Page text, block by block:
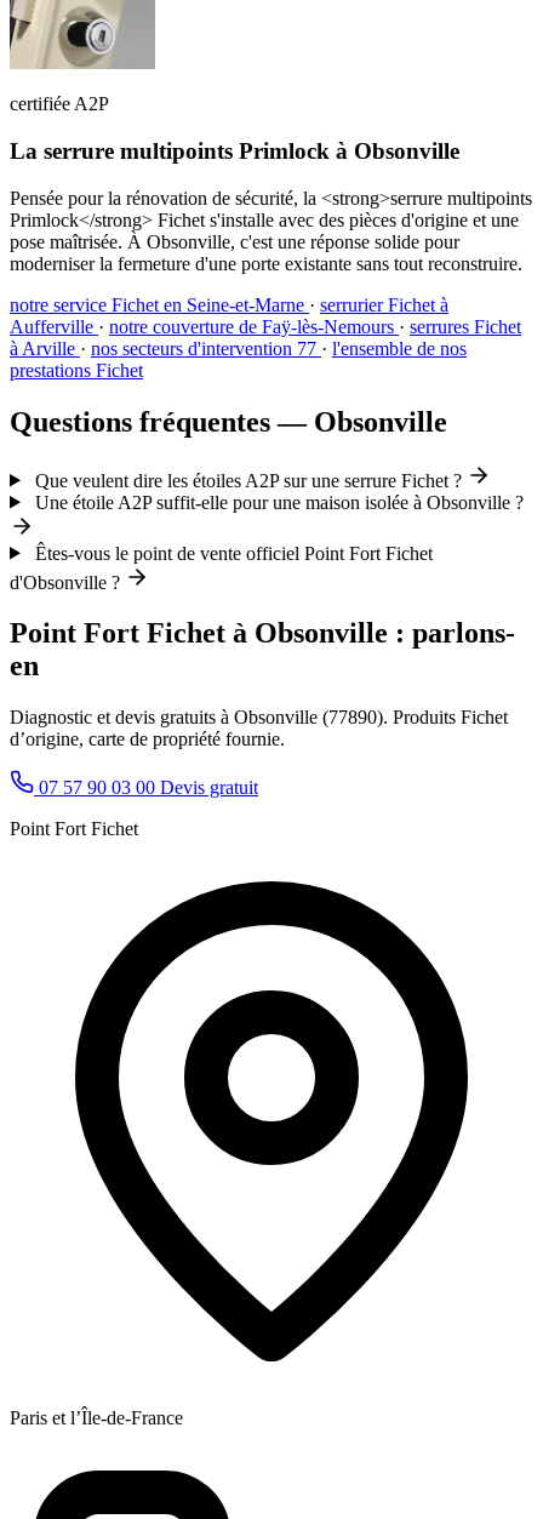
certifiée A2P
La serrure multipoints Primlock à Obsonville
Pensée pour la rénovation de sécurité, la <strong>serrure multipoints
Primlock</strong> Fichet s'installe avec des pièces d'origine et une
pose maîtrisée. À Obsonville, c'est une réponse solide pour
moderniser la fermeture d'une porte existante sans tout reconstruire.
notre service Fichet en Seine-et-Marne · serrurier Fichet à
Aufferville · notre couverture de Faÿ-lès-Nemours · serrures Fichet
à Arville · nos secteurs d'intervention 77 · l'ensemble de nos
prestations Fichet
Questions fréquentes — Obsonville
Que veulent dire les étoiles A2P sur une serrure Fichet ?
Une étoile A2P suffit-elle pour une maison isolée à Obsonville ?
Êtes-vous le point de vente officiel Point Fort Fichet
d'Obsonville ?
Point Fort Fichet à Obsonville : parlons-
en
Diagnostic et devis gratuits à Obsonville (77890). Produits Fichet
d’origine, carte de propriété fournie.
07 57 90 03 00 Devis gratuit
Point Fort Fichet
Paris et l’Île-de-France